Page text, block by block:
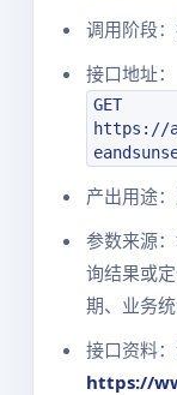
调用阶段
接口地址：
GET
https://
产出用途
参数来源
询结果或
期、业务
接口资料
https://